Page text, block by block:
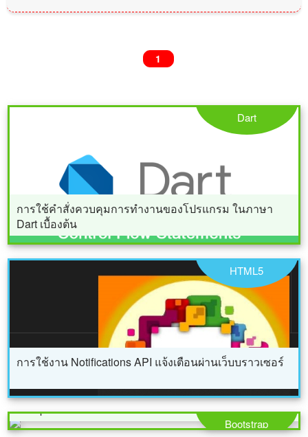
1
การใช้คำสั่งควบคุมการทำงานของโปรแกรม ในภาษา
Dart เบื้องต้น
Dart
การใช้งาน Notifications API แจ้งเตือนผ่านเว็บบราวเซอร์
HTML5
ประยุกต์ PHP ฟังก์ชั่น กับ Bootstrap 4 Pagination
Component
Bootstrap